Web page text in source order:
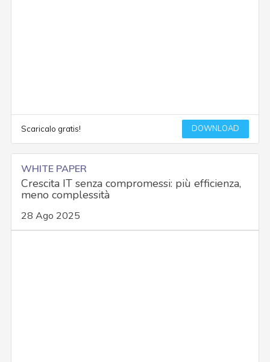
Scaricalo gratis! DOWNLOAD
WHITE PAPER
Crescita IT senza compromessi: più efficienza,
meno complessità
28 Ago 2025